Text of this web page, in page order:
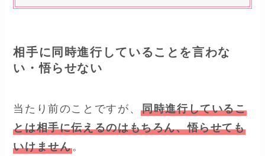
相手に同時進行していることを言わな
い・悟らせない
当たり前のことですが、同時進行しているこ
とは相手に伝えるのはもちろん、悟らせても
いけません。